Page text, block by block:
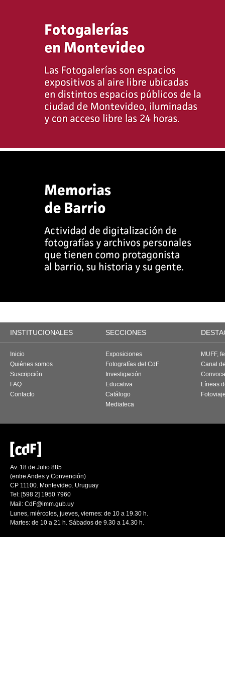
INSTITUCIONALES SECCIONES
Inicio
Quiénes somos
Suscripción
FAQ
Contacto
Exposiciones
Fotografías del CdF
Investigación
Educativa
Catálogo
Mediateca
MUFF,
Canal
Líneas
Av. 18 de Julio 885
(entre Andes y Convención)
CP 11100. Montevideo. Uruguay
Tel: [598 2] 1950 7960
Mail: CdF@imm.gub.uy
Lunes, miércoles, jueves, viernes: de 10 a 19.30 h.
Martes: de 10 a 21 h. Sábados de 9.30 a 14.30 h.